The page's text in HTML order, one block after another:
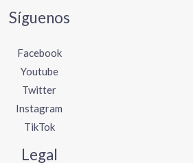
Síguenos
Facebook
Youtube
Twitter
Instagram
TikTok
Legal